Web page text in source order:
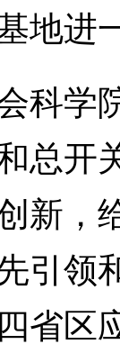
地进
学
总开
新，
引领
省区